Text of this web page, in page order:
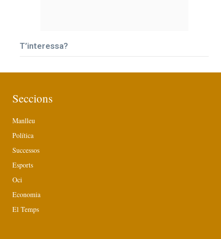
T’interessa?
Seccions
Manlleu
Política
Successos
Esports
Oci
Economia
El Temps